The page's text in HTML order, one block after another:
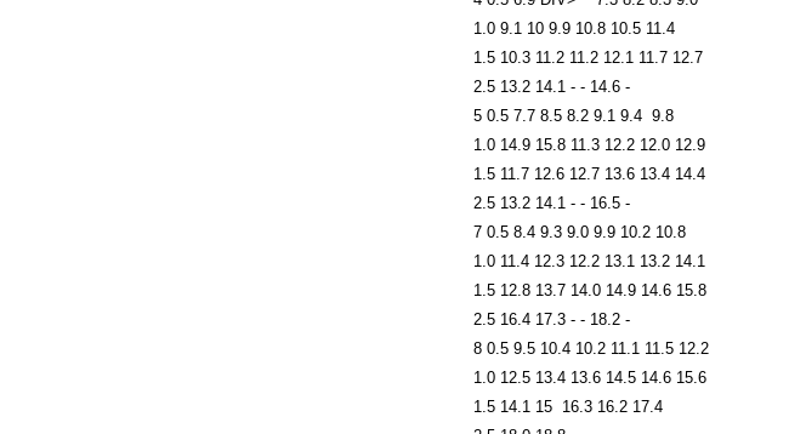
1.0 9.1 10 9.9 10.8 10.5 11.4
1.5 10.3 11.2 11.2 12.1 11.7 12.7
2.5 13.2 14.1 - - 14.6 -
5 0.5 7.7 8.5 8.2 9.1 9.4 9.8
1.0 14.9 15.8 11.3 12.2 12.0 12.9
1.5 11.7 12.6 12.7 13.6 13.4 14.4
2.5 13.2 14.1 - - 16.5 -
7 0.5 8.4 9.3 9.0 9.9 10.2 10.8
1.0 11.4 12.3 12.2 13.1 13.2 14.1
1.5 12.8 13.7 14.0 14.9 14.6 15.8
2.5 16.4 17.3 - - 18.2 -
8 0.5 9.5 10.4 10.2 11.1 11.5 12.2
1.0 12.5 13.4 13.6 14.5 14.6 15.6
1.5 14.1 15 16.3 16.2 17.4